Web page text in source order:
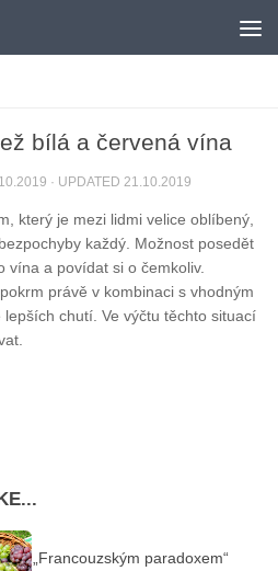
bílá a červená vína
· UPDATED 21.10.2019
který je mezi lidmi velice oblíbený,
každý. Možnost posedět
vína a povídat si o čemkoliv.
právě v kombinaci s vhodným
chutí. Ve výčtu těchto situací
„Francouzským paradoxem“